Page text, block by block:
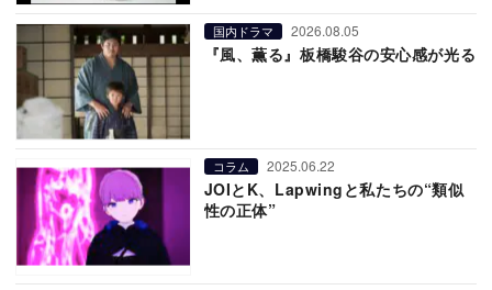
国内ドラマ 2026.08.05
『風、薫る』板橋駿谷の安心感が光る
コラム 2025.06.22
JOIとK、Lapwingと私たちの“類似
性の正体”